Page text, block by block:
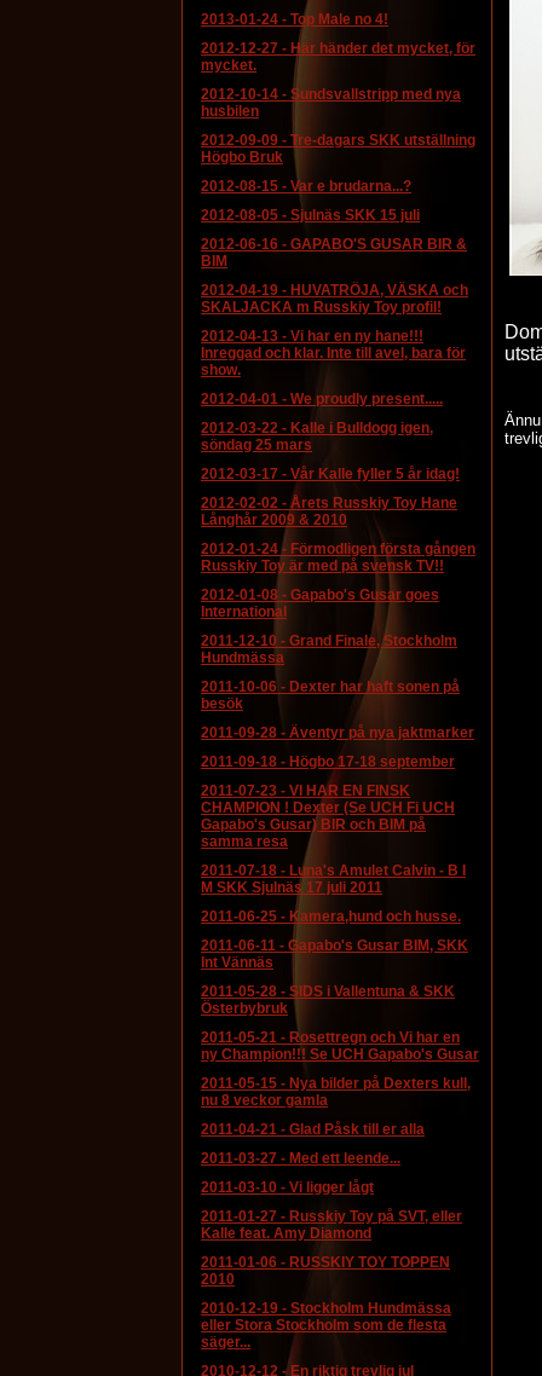
2013-01-24 - Top Male no 4!
2012-12-27 - Här händer det mycket, för
mycket.
2012-10-14 - Sundsvallstripp med nya
husbilen
2012-09-09 - Tre-dagars SKK utställning
Högbo Bruk
2012-08-15 - Var e brudarna...?
2012-08-05 - Sjulnäs SKK 15 juli
2012-06-16 - GAPABO'S GUSAR BIR &
BIM
2012-04-19 - HUVATRÖJA, VÄSKA och
SKALJACKA m Russkiy Toy profil!
2012-04-13 - Vi har en ny hane!!!
Inreggad och klar. Inte till avel, bara för
show.
2012-04-01 - We proudly present.....
2012-03-22 - Kalle i Bulldogg igen,
söndag 25 mars
2012-03-17 - Vår Kalle fyller 5 år idag!
2012-02-02 - Årets Russkiy Toy Hane
Långhår 2009 & 2010
2012-01-24- Förmodligen första gången
Russkiy Toy är med på svensk TV!!
2012-01-08 - Gapabo's Gusar goes
International
2011-12-10 - Grand Finale, Stockholm
Hundmässa
2011-10-06 - Dexter har haft sonen på
besök
2011-09-28 - Äventyr på nya jaktmarker
2011-09-18 - Högbo 17-18 september
2011-07-23 - VI HAR EN FINSK
CHAMPION ! Dexter (Se UCH Fi UCH
Gapabo's Gusar) BIR och BIM på
samma resa
2011-07-18 - Luna's Amulet Calvin - B I
M SKK Sjulnäs 17 juli 2011
2011-06-25 - Kamera,hund och husse.
2011-06-11 - Gapabo's Gusar BIM, SKK
Int Vännäs
2011-05-28 - SIDS i Vallentuna & SKK
Österbybruk
2011-05-21 - Rosettregn och Vi har en
ny Champion!!! Se UCH Gapabo's Gusar
2011-05-15 - Nya bilder på Dexters kull,
nu 8 veckor gamla
2011-04-21 - Glad Påsk till er alla
2011-03-27 - Med ett leende...
2011-03-10 - Vi ligger lågt
2011-01-27 - Russkiy Toy på SVT, eller
Kalle feat. Amy Diamond
2011-01-06 - RUSSKIY TOY TOPPEN
2010
2010-12-19 - Stockholm Hundmässa
eller Stora Stockholm som de flesta
säger...
2010-12-12 - En riktig trevlig jul